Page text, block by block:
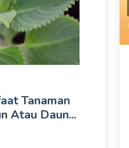
Tanaman
Atau Daun...